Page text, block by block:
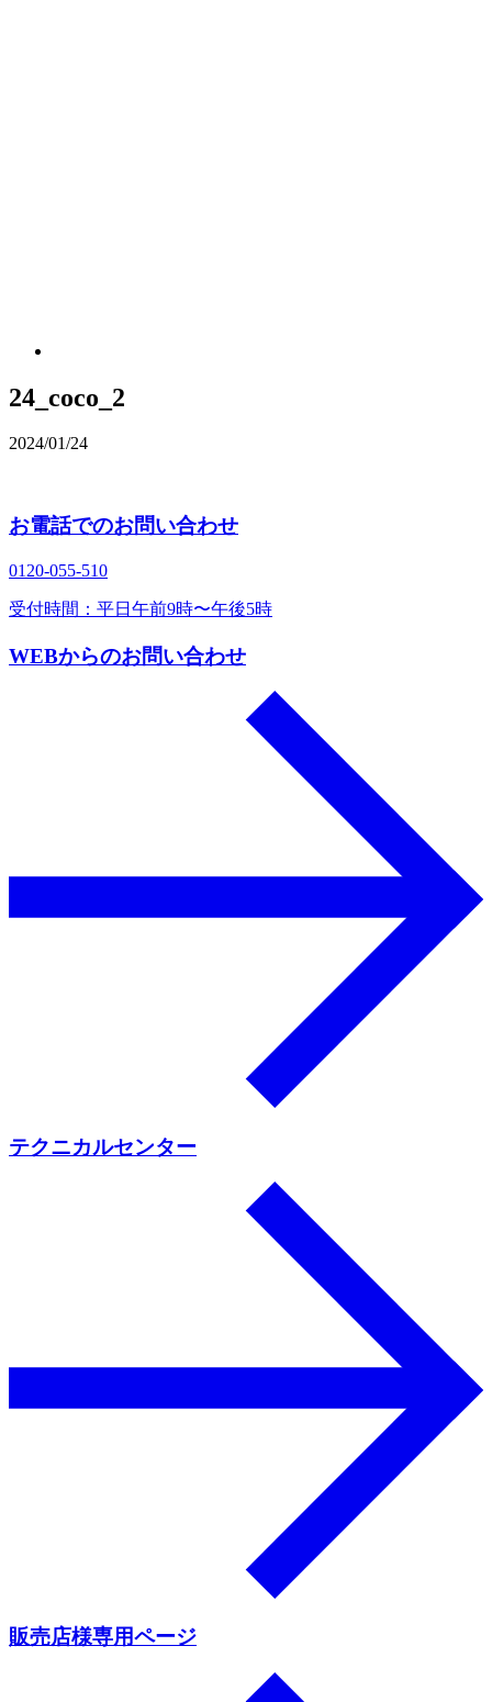
24_coco_2
2024/01/24
お電話でのお問い合わせ
0120‐055‐510
受付時間：平日午前9時〜午後5時
WEBからのお問い合わせ
テクニカルセンター
販売店様専用ページ